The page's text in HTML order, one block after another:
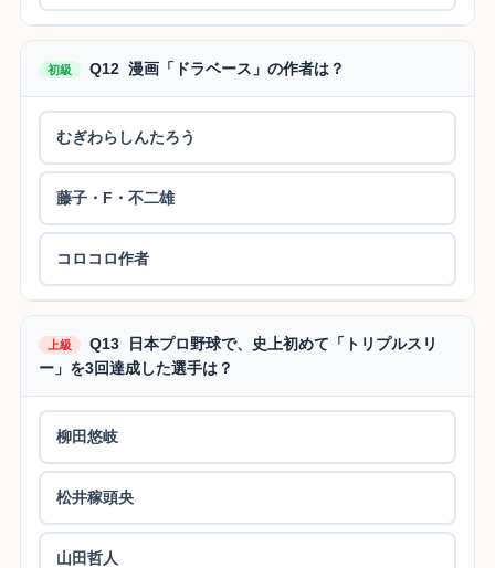
初級 Q12 漫画「ドラベース」の作者は？
むぎわらしんたろう
藤子・F・不二雄
コロコロ作者
上級
Q13 日本プロ野球で、史上初めて「トリプルスリ
ー」を3回達成した選手は？
柳田悠岐
松井稼頭央
山田哲人